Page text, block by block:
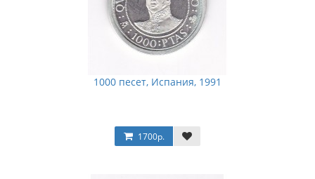
1000 песет, Испания, 1991
1700р.